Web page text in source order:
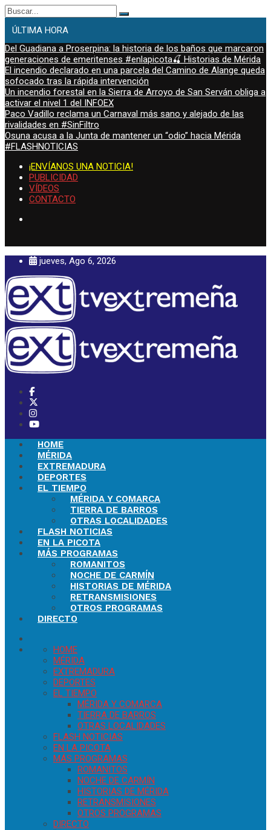
Buscar:
ÚLTIMA HORA
Del Guadiana a Proserpina: la historia de los baños que marcaron
generaciones de emeritenses #enlapicota🍒 Historias de Mérida
El incendio declarado en una parcela del Camino de Alange queda
sofocado tras la rápida intervención
Un incendio forestal en la Sierra de Arroyo de San Serván obliga a
activar el nivel 1 del INFOEX
Paco Vadillo reclama un Carnaval más sano y alejado de las
rivalidades en #SinFiltro
Osuna acusa a la Junta de mantener un “odio” hacia Mérida
#FLASHNOTICIAS
¡ENVÍANOS UNA NOTICIA!
PUBLICIDAD
VÍDEOS
CONTACTO
jueves, Ago 6, 2026
HOME
MÉRIDA
EXTREMADURA
DEPORTES
EL TIEMPO
MÉRIDA Y COMARCA
TIERRA DE BARROS
OTRAS LOCALIDADES
FLASH NOTICIAS
EN LA PICOTA
MÁS PROGRAMAS
ROMANITOS
NOCHE DE CARMÍN
HISTORIAS DE MÉRIDA
RETRANSMISIONES
OTROS PROGRAMAS
DIRECTO
HOME
MÉRIDA
EXTREMADURA
DEPORTES
EL TIEMPO
MÉRIDA Y COMARCA
TIERRA DE BARROS
OTRAS LOCALIDADES
FLASH NOTICIAS
EN LA PICOTA
MÁS PROGRAMAS
ROMANITOS
NOCHE DE CARMÍN
HISTORIAS DE MÉRIDA
RETRANSMISIONES
OTROS PROGRAMAS
DIRECTO